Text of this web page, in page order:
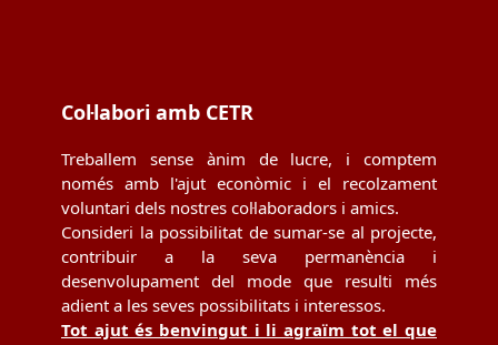
Col·labori amb CETR
Treballem sense ànim de lucre, i comptem
només amb l'ajut econòmic i el recolzament
voluntari dels nostres col·laboradors i amics.
Consideri la possibilitat de sumar-se al projecte,
contribuir a la seva permanència i
desenvolupament del mode que resulti més
adient a les seves possibilitats i interessos.
Tot ajut és benvingut i li agraïm tot el que